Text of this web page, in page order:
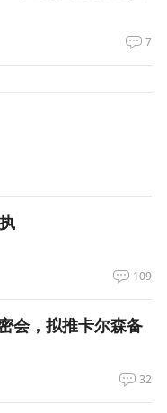
7
109
会，拟推卡尔森备
32